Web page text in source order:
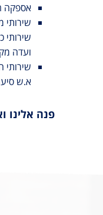
אספקה
שירותי
שירותי
ועדה
שירותי
א.ש סיעוד ורווחה
פנה אלינו